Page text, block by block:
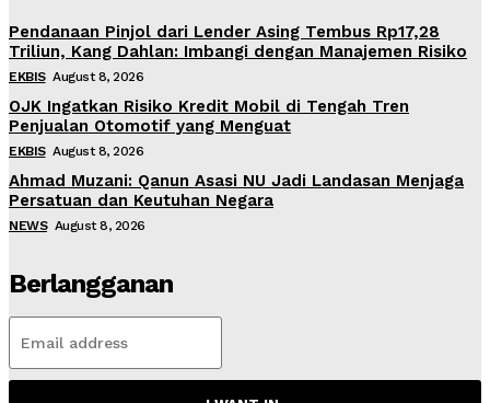
Pendanaan Pinjol dari Lender Asing Tembus Rp17,28
Triliun, Kang Dahlan: Imbangi dengan Manajemen Risiko
EKBIS August 8, 2026
OJK Ingatkan Risiko Kredit Mobil di Tengah Tren
Penjualan Otomotif yang Menguat
EKBIS August 8, 2026
Ahmad Muzani: Qanun Asasi NU Jadi Landasan Menjaga
Persatuan dan Keutuhan Negara
NEWS August 8, 2026
Berlangganan